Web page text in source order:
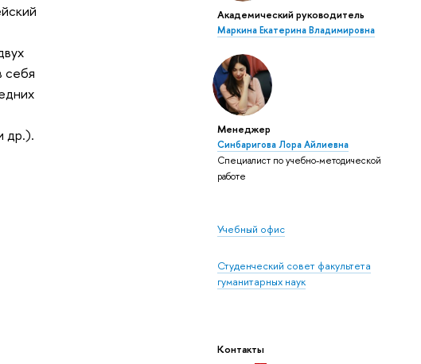
Академический руководитель
Маркина Екатерина Владимировна
Менеджер
Синбаригова Лора Айлиевна
Специалист по учебно-методической
работе
Учебный офис
Студенческий совет факультета
гуманитарных наук
Контакты
себя
др.).